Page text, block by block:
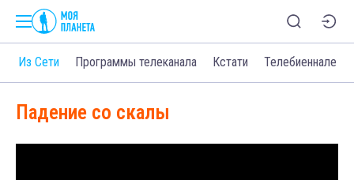
Из Сети Программы телеканала Кстати Телебиеннале
Падение со скалы